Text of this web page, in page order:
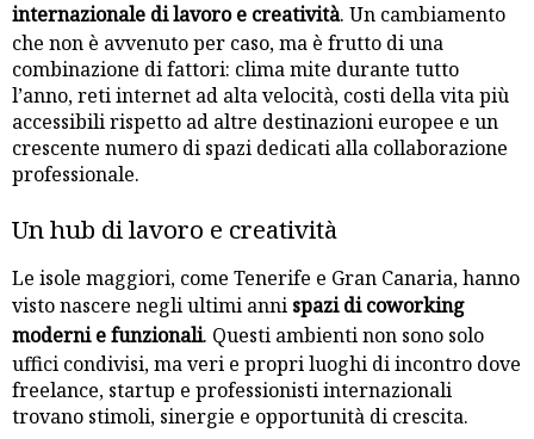
internazionale di lavoro e creatività. Un cambiamento
che non è avvenuto per caso, ma è frutto di una
combinazione di fattori: clima mite durante tutto
l’anno, reti internet ad alta velocità, costi della vita più
accessibili rispetto ad altre destinazioni europee e un
crescente numero di spazi dedicati alla collaborazione
professionale.
Un hub di lavoro e creatività
Le isole maggiori, come Tenerife e Gran Canaria, hanno
visto nascere negli ultimi anni spazi di coworking
moderni e funzionali. Questi ambienti non sono solo
uffici condivisi, ma veri e propri luoghi di incontro dove
freelance, startup e professionisti internazionali
trovano stimoli, sinergie e opportunità di crescita.